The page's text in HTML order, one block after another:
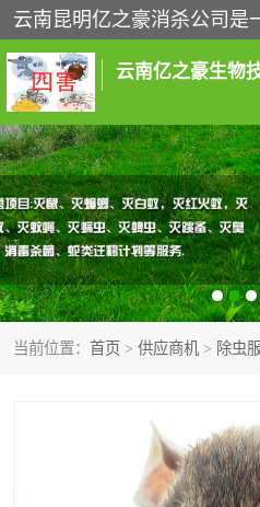
云南亿之豪生物
当前位置： 首页 > 供应商机 > 除虫
灭鼠服务
除虫服务
白蚁防治服务
昆明灭老鼠